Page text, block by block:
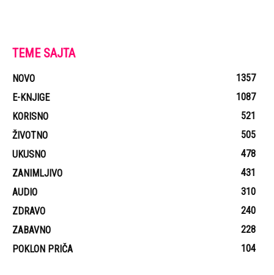
TEME SAJTA
NOVO
1357
E-KNJIGE
1087
KORISNO
521
ŽIVOTNO
505
UKUSNO
478
ZANIMLJIVO
431
AUDIO
310
ZDRAVO
240
ZABAVNO
228
POKLON PRIČA
104